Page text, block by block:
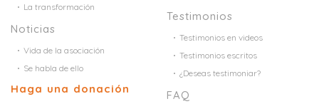
La transformación
Noticias
Vida de la asociación
Se habla de ello
Haga una donación
Testimonios
Testimonios en videos
Testimonios escritos
¿Deseas testimoniar?
FAQ